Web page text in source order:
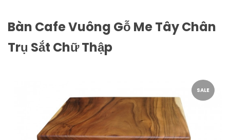
Bàn Cafe Vuông Gỗ Me Tây Chân
Trụ Sắt Chữ Thập
SALE